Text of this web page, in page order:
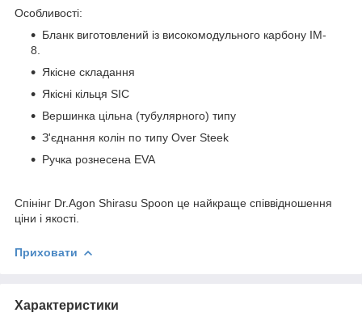
Особливості:
Бланк виготовлений із високомодульного карбону IM-
8.
Якісне складання
Якісні кільця SIC
Вершинка цільна (тубулярного) типу
З'єднання колін по типу Over Steek
Ручка рознесена EVA
Спінінг Dr.Agon Shirasu Spoon це найкраще співвідношення
ціни і якості.
Приховати
Характеристики